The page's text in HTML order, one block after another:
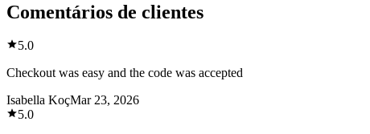
Comentários de clientes
5.0
Checkout was easy and the code was accepted
Isabella KoçMar 23, 2026
5.0